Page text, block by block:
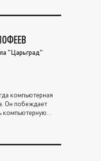
"Царьград"
компьютерная
Он побеждает
компьютерную